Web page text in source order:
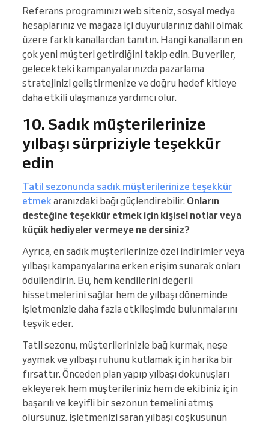
Referans programınızı web siteniz, sosyal medya
hesaplarınız ve mağaza içi duyurularınız dahil olmak
üzere farklı kanallardan tanıtın. Hangi kanalların en
çok yeni müşteri getirdiğini takip edin. Bu veriler,
gelecekteki kampanyalarınızda pazarlama
stratejinizi geliştirmenize ve doğru hedef kitleye
daha etkili ulaşmanıza yardımcı olur.
10. Sadık müşterilerinize
yılbaşı sürpriziyle teşekkür
edin
Tatil sezonunda sadık müşterilerinize teşekkür
etmekaranızdaki bağı güçlendirebilir. Onların
desteğine teşekkür etmek için kişisel notlar veya
küçük hediyeler vermeye ne dersiniz?
Ayrıca, en sadık müşterilerinize özel indirimler veya
yılbaşı kampanyalarına erken erişim sunarak onları
ödüllendirin. Bu, hem kendilerini değerli
hissetmelerini sağlar hem de yılbaşı döneminde
işletmenizle daha fazla etkileşimde bulunmalarını
teşvik eder.
Tatil sezonu, müşterilerinizle bağ kurmak, neşe
yaymak ve yılbaşı ruhunu kutlamak için harika bir
fırsattır. Önceden plan yapıp yılbaşı dokunuşları
ekleyerek hem müşterileriniz hem de ekibiniz için
başarılı ve keyifli bir sezonun temelini atmış
olursunuz. İşletmenizi saran yılbaşı coşkusunun